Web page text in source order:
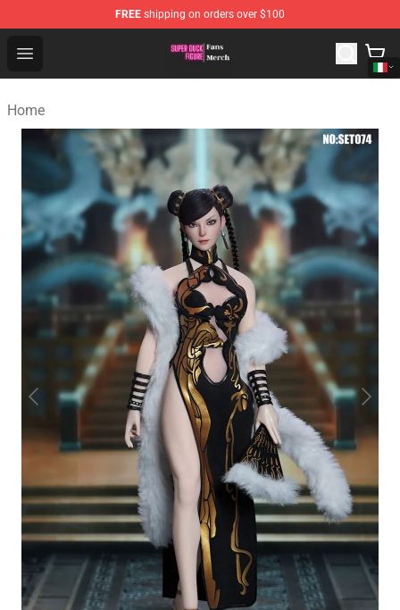
FREE shipping on orders over $100
Open menu
Super Duck Figure Shop - The Best Store of Super Duck
Home